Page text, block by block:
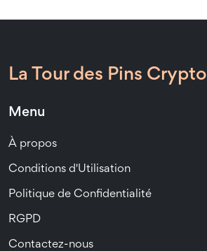
La Tour des Pins Crypto
Menu
À propos
Conditions d'Utilisation
Politique de Confidentialité
RGPD
Contactez-nous